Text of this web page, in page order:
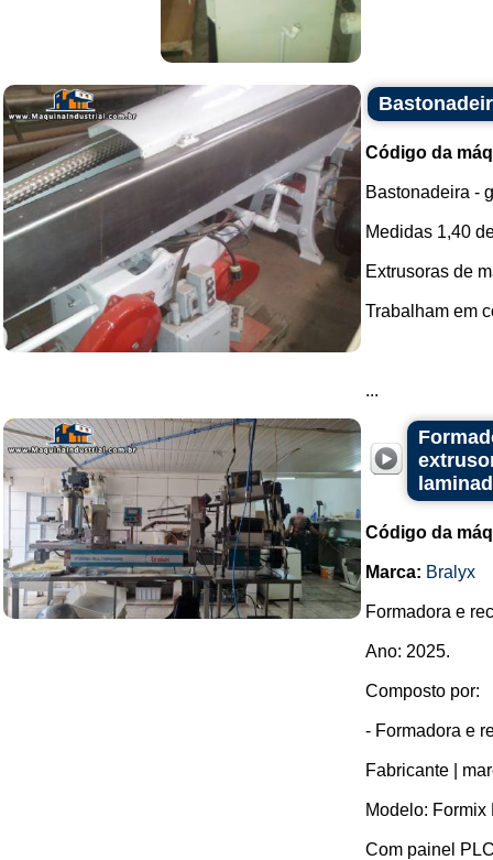
Código da
Bastonadeira -
Medidas 1,40
Extrusoras de
Trabalham em
...
Código da
Marca: Bralyx
Formadora e
Ano: 2025.
Composto por:
- Formadora e
Fabricante |
Modelo: Formix
Com painel